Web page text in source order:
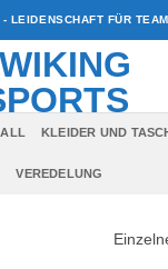
LEIDENSCHAFT FÜR
KLEIDER UND
VEREDELUNG